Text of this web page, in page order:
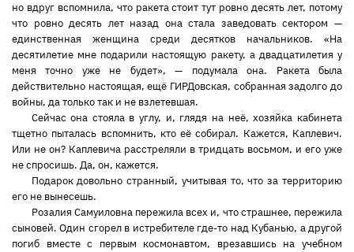
но вдруг вспомнила, что ракета стоит тут ровно десять лет, потому
что ровно десять лет назад она стала заведовать сектором —
единственная женщина среди десятков начальников. «На
десятилетие мне подарили настоящую ракету, а двадцатилетия у
меня точно уже не будет», — подумала она. Ракета была
действительно настоящая, ещё ГИРДовская, собранная задолго до
войны, да только так и не взлетевшая.
Сейчас она стояла в углу, и, глядя на неё, хозяйка кабинета
тщетно пыталась вспомнить, кто её собирал. Кажется, Каплевич.
Или не он? Каплевича расстреляли в тридцать восьмом, и его уже
не спросишь. Да, он, кажется.
Подарок довольно странный, учитывая то, что за территорию
его не вынесешь.
Розалия Самуиловна пережила всех и, что страшнее, пережила
сыновей. Один сгорел в истребителе где-то над Кубанью, а другой
погиб вместе с первым космонавтом, врезавшись на учебном